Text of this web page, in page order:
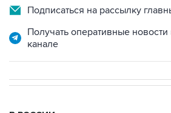
Получать оперативные